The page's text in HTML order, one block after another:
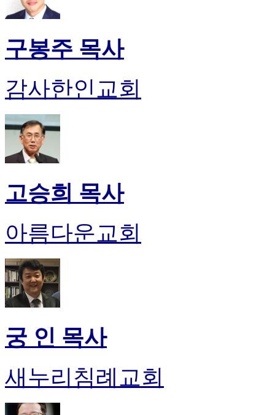
구봉주 목사
감사한인교회
고승희 목사
아름다운교회
궁 인 목사
새누리침례교회